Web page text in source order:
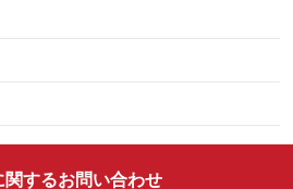
関するお問い合わせ